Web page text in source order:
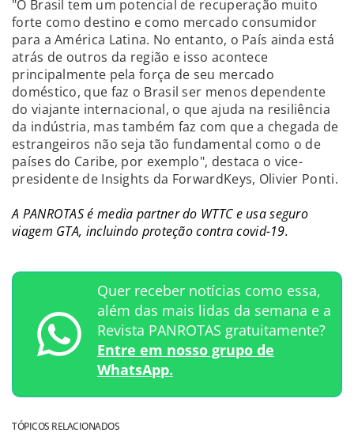
"O Brasil tem um potencial de recuperação muito
forte como destino e como mercado consumidor
para a América Latina. No entanto, o País ainda está
atrás de outros da região e isso acontece
principalmente pela força de seu mercado
doméstico, que faz o Brasil ser menos dependente
do viajante internacional, o que ajuda na resiliência
da indústria, mas também faz com que a chegada de
estrangeiros não seja tão fundamental como o de
países do Caribe, por exemplo", destaca o vice-
presidente de Insights da ForwardKeys, Olivier Ponti.
A PANROTAS é media partner do WTTC e usa seguro
viagem GTA, incluindo proteção contra covid-19.
Quer receber notícias como essa,
além das mais lidas da semana e a
Revista PANROTAS gratuitamente?
Entre em nosso grupo de
WhatsApp.
TÓPICOS RELACIONADOS